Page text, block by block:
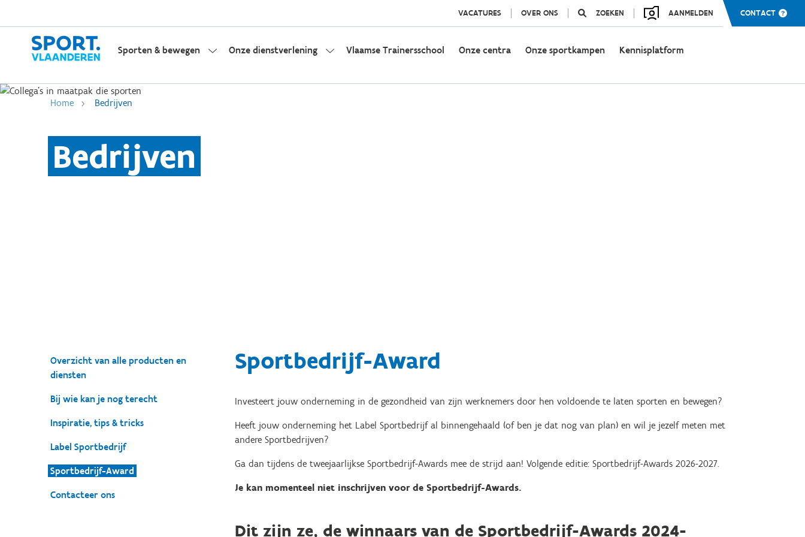
VACATURES OVER ONS ZOEKEN AANMELDEN CONTACT
Sporten & bewegen Onze dienstverlening Vlaamse Trainersschool Onze centra Onze sportkampen Kennisplatform
Home Bedrijven
Bedrijven
Overzicht van alle producten en
diensten
Bij wie kan je nog terecht
Inspiratie, tips & tricks
Label Sportbedrijf
Sportbedrijf-Award
Contacteer ons
Sportbedrijf-Award
Investeert jouw onderneming in de gezondheid van zijn werknemers door hen voldoende te laten sporten en bewegen?
Heeft jouw onderneming het Label Sportbedrijf al binnengehaald (of ben je dat nog van plan) en wil je jezelf meten met
andere Sportbedrijven?
Ga dan tijdens de tweejaarlijkse Sportbedrijf-Awards mee de strijd aan! Volgende editie: Sportbedrijf-Awards 2026-2027.
Je kan momenteel niet inschrijven voor de Sportbedrijf-Awards.
Dit zijn ze, de winnaars van de Sportbedrijf-Awards 2024-